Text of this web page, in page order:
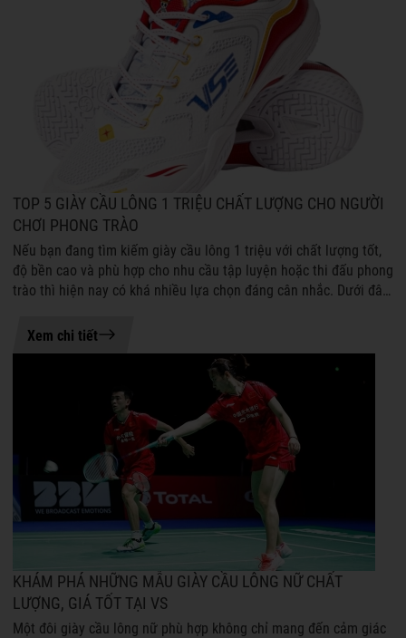
21-07-2026 08:54
TOP 5 GIÀY CẦU LÔNG 1 TRIỆU CHẤT LƯỢNG CHO NGƯỜI
CHƠI PHONG TRÀO
Nếu bạn đang tìm kiếm giày cầu lông 1 triệu với chất lượng tốt,
độ bền cao và phù hợp cho nhu cầu tập luyện hoặc thi đấu phong
trào thì hiện nay có khá nhiều lựa chọn đáng cân nhắc. Dưới đây
Xem chi tiết
KHÁM PHÁ NHỮNG MẪU GIÀY CẦU LÔNG NỮ CHẤT
LƯỢNG, GIÁ TỐT TẠI VS
Một đôi giày cầu lông nữ phù hợp không chỉ mang đến cảm giác